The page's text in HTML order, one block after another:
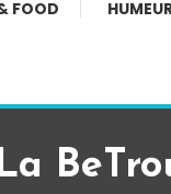
FOOD